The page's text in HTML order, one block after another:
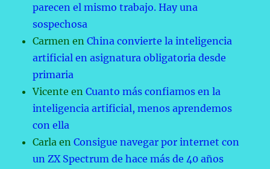
parecen el mismo trabajo. Hay una
sospechosa
Carmen enChina convierte la inteligencia
artificial en asignatura obligatoria desde
primaria
Vicente enCuanto más confiamos en la
inteligencia artificial, menos aprendemos
con ella
Carla enConsigue navegar por internet con
un ZX Spectrum de hace más de 40 años